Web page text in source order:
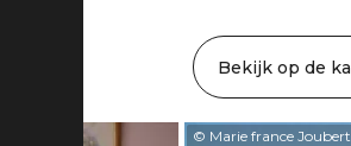
Bekijk op de
© Marie france Joubert